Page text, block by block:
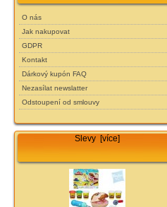
O nás
Jak nakupovat
GDPR
Kontakt
Dárkový kupón FAQ
Nezasílat newslatter
Odstoupení od smlouvy
Slevy [více]